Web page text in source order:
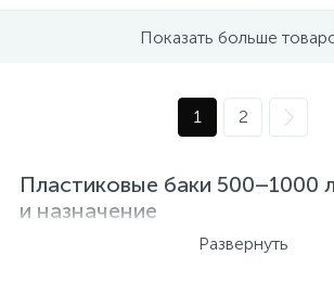
Показать больше
1 2
Пластиковые баки 500–1000
и назначение
Пластиковые баки для воды объёмом
Развернуть